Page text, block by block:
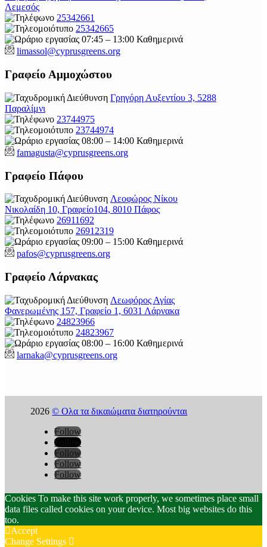
Λεμεσός
25342661
25342665
07:45 – 13:00 Καθημερινά
limassol@cyprusgreens.org
Γραφείο Αμμοχώστου
Γρηγόρη Αυξεντίου 3, 5288
Παραλίμνι
23744975
23744974
08:00 – 14:00 Καθημερινά
famagusta@cyprusgreens.org
Γραφείο Πάφου
Λεοφώρος Νίκου
Νικολαίδη 10, Γραφείο104, 8010 Πάφος
26911692
26912319
09:00 – 15:00 Καθημερινά
pafos@cyprusgreens.org
Γραφείο Λάρνακας
Λεωφόρος Αγίας
Φανερωμένης 157, Γραφείο 1, 6031 Λάρνακα
24823966
24823967
08:00 – 16:00 Καθημερινά
larnaka@cyprusgreens.org
2026© Ολα τα δικαιώματα διατηρούνται
Follow
Follow
Follow
Follow
Follow
Cookies To make this site work properly, we sometimes place small
data files called cookies on your device. Most big websites do this
too.
Accept
Change Settings